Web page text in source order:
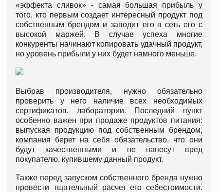
«эффекта сливок» - самая большая прибыль у
того, кто первым создает интересный продукт под
собственным брендом и заводит его в сеть его с
высокой маржей. В случае успеха многие
конкуренты начинают копировать удачный продукт,
но уровень прибыли у них будет намного меньше.
Выбрав производителя, нужно обязательно
проверить у него наличие всех необходимых
сертификатов, лаборатории. Последний пункт
особенно важен при продаже продуктов питания:
выпуская продукцию под собственным брендом,
компания берет на себя обязательство, что они
будут качественными и не нанесут вред
покупателю, купившему данный продукт.
Также перед запуском собственного бренда нужно
провести тщательный расчет его себестоимости.